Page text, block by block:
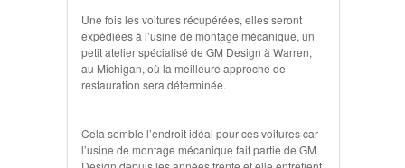
Une fois les voitures récupérées, elles seront
expédiées à l’usine de montage mécanique, un
petit atelier spécialisé de GM Design à Warren,
au Michigan, où la meilleure approche de
restauration sera déterminée.
Cela semble l’endroit idéal pour ces voitures car
l’usine de montage mécanique fait partie de GM